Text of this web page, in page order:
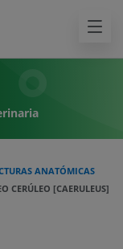
ANATÓMICAS
CERÚLEO [CAERULEUS]